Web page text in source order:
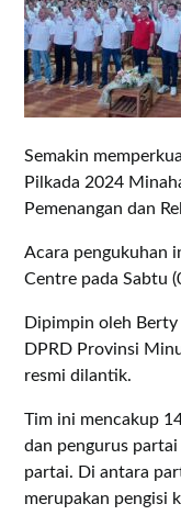
Semakin
Pilkada 2024
Pemenangan dan
Acara pengukuhan
Centre pada Sabtu
Dipimpin oleh
DPRD Provinsi
resmi dilantik.
Tim ini mencakup
dan pengurus
partai. Di antara
merupakan pengisi